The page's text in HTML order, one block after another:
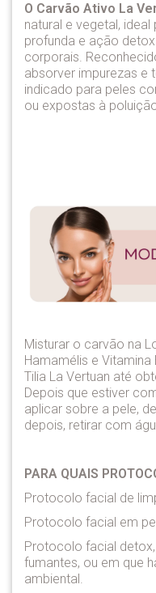
O Carvão Ativo La
natural e vegetal,
profunda e ação
corporais.
absorver impurezas e
indicado para peles
ou expostas à
Misturar o carvão na
Hamamélis e Vitamina
Tilia La Vertuan até
Depois que estiver
aplicar sobre a pele,
depois, retirar com
PARA QUAIS
Protocolo facial de
Protocolo facial em
Protocolo facial
fumantes, ou em que
ambiental.